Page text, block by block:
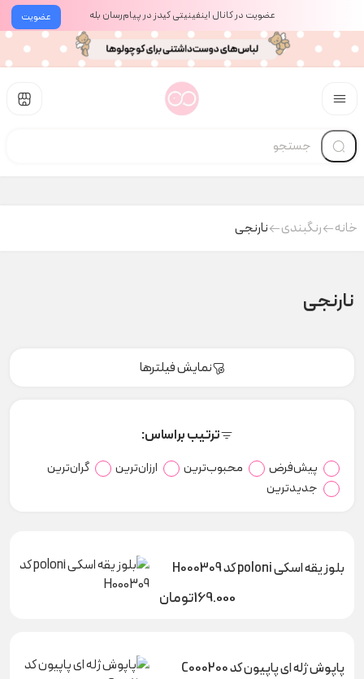
عضویت عضویت در کانال اینفینیتی کیدز در پیام‌رسان بله
خانه رنگبندی نارنجی
نارنجی
نمایش فیلترها
ترتیب براساس:
پیش‌فرض محبوب‌ترین ارزان‌ترین
گران‌ترین
جدیدترین
بلوز یقه اسکی poloni کد H000309
169.000تومان
پاپوش ژله ای پاپیون کد C000200